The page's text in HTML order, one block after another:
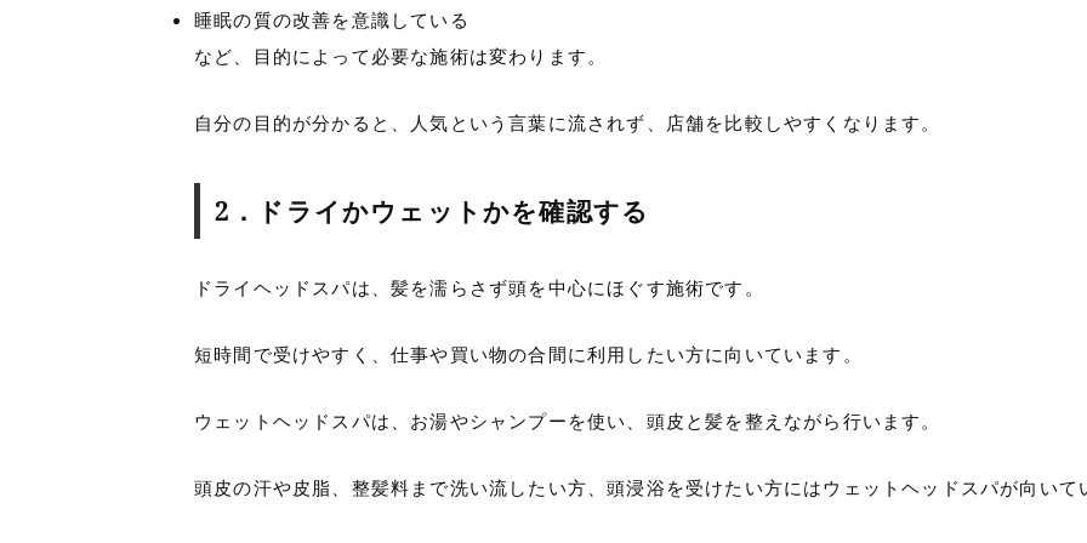
睡眠の質の改善を意識している
など、目的によって必要な施術は変わります。
自分の目的が分かると、人気という言葉に流されず、店舗を比較しやすくなります。
2．ドライかウェットかを確認する
ドライヘッドスパは、髪を濡らさず頭を中心にほぐす施術です。
短時間で受けやすく、仕事や買い物の合間に利用したい方に向いています。
ウェットヘッドスパは、お湯やシャンプーを使い、頭皮と髪を整えながら行います。
頭皮の汗や皮脂、整髪料まで洗い流したい方、頭浸浴を受けたい方にはウェットヘッドスパが向いて